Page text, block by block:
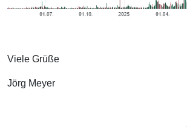
Viele Grüße
Jörg Meyer